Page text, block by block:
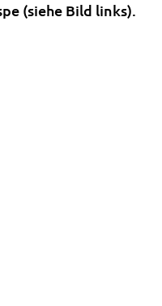
(siehe Bild links).